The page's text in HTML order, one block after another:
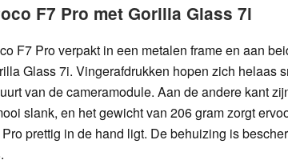
F7 Pro met Gorilla Glass 7i
F7 Pro verpakt in een metalen frame en aan
Glass 7i. Vingerafdrukken hopen zich helaas
van de cameramodule. Aan de andere kant
slank, en het gewicht van 206 gram zorgt
prettig in de hand ligt. De behuizing is